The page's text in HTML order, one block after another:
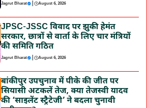
Jagrut Bharat | August 6, 2026
JPSC-JSSC विवाद पर झुकी हेमंत
सरकार, छात्रों से वार्ता के लिए चार मंत्रियों
की समिति गठित
Jagrut Bharat | August 6, 2026
बांकीपुर उपचुनाव में पीके की जीत पर
सियासी अटकलें तेज, क्या तेजस्वी यादव
की ‘साइलेंट स्ट्रैटेजी’ ने बदला चुनावी